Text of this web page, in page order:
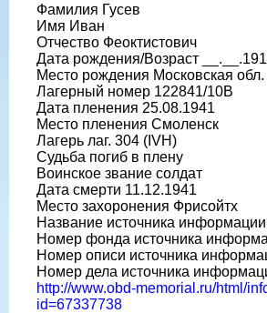
Фамилия Гусев
Имя Иван
Отчество Феоктистович
Дата рождения/Возраст
Место рождения Московская обл.
Лагерный номер 122841/10В
Дата пленения 25.08.1941
Место пленения Смоленск
Лагерь лаг. 304 (IVH)
Судьба погиб в плену
Воинское звание солдат
Дата смерти 11.12.1941
Место захоронения Фрисойтх
Название источника
Номер фонда источника
Номер описи источника
Номер дела источника
http://www.obd-memorial.ru/html/
id=67337738